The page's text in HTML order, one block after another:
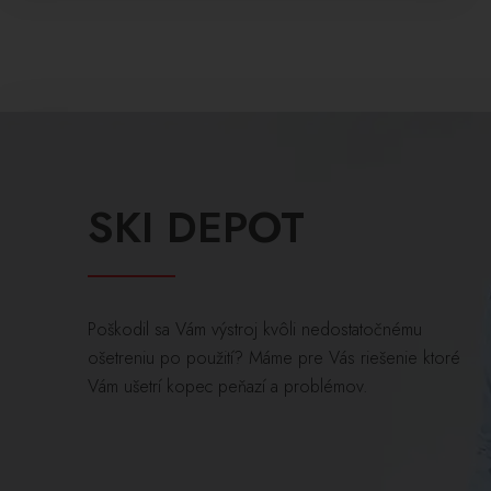
SKI DEPOT
Poškodil sa Vám výstroj kvôli nedostatočnému
ošetreniu po použití? Máme pre Vás riešenie ktoré
Vám ušetrí kopec peňazí a problémov.